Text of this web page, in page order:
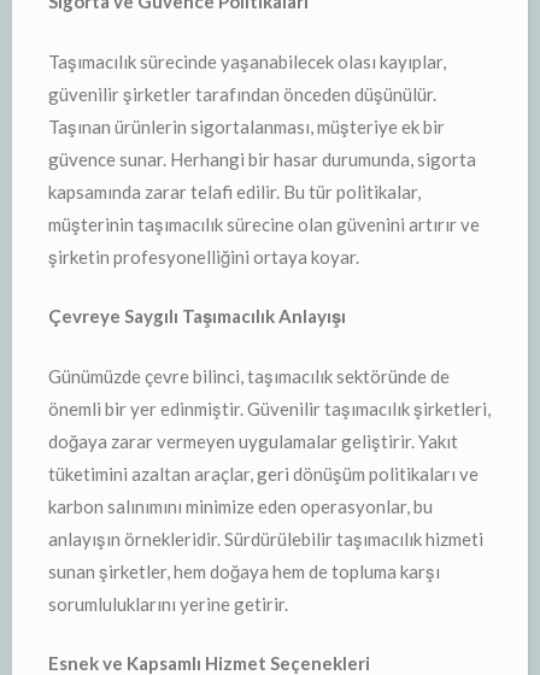
Taşımacılık sürecinde yaşanabilecek olası kayıplar,
güvenilir şirketler tarafından önceden düşünülür.
Taşınan ürünlerin sigortalanması, müşteriye ek bir
güvence sunar. Herhangi bir hasar durumunda, sigorta
kapsamında zarar telafi edilir. Bu tür politikalar,
müşterinin taşımacılık sürecine olan güvenini artırır ve
şirketin profesyonelliğini ortaya koyar.
Çevreye Saygılı Taşımacılık Anlayışı
Günümüzde çevre bilinci, taşımacılık sektöründe de
önemli bir yer edinmiştir. Güvenilir taşımacılık şirketleri,
doğaya zarar vermeyen uygulamalar geliştirir. Yakıt
tüketimini azaltan araçlar, geri dönüşüm politikaları ve
karbon salınımını minimize eden operasyonlar, bu
anlayışın örnekleridir. Sürdürülebilir taşımacılık hizmeti
sunan şirketler, hem doğaya hem de topluma karşı
sorumluluklarını yerine getirir.
Esnek ve Kapsamlı Hizmet Seçenekleri